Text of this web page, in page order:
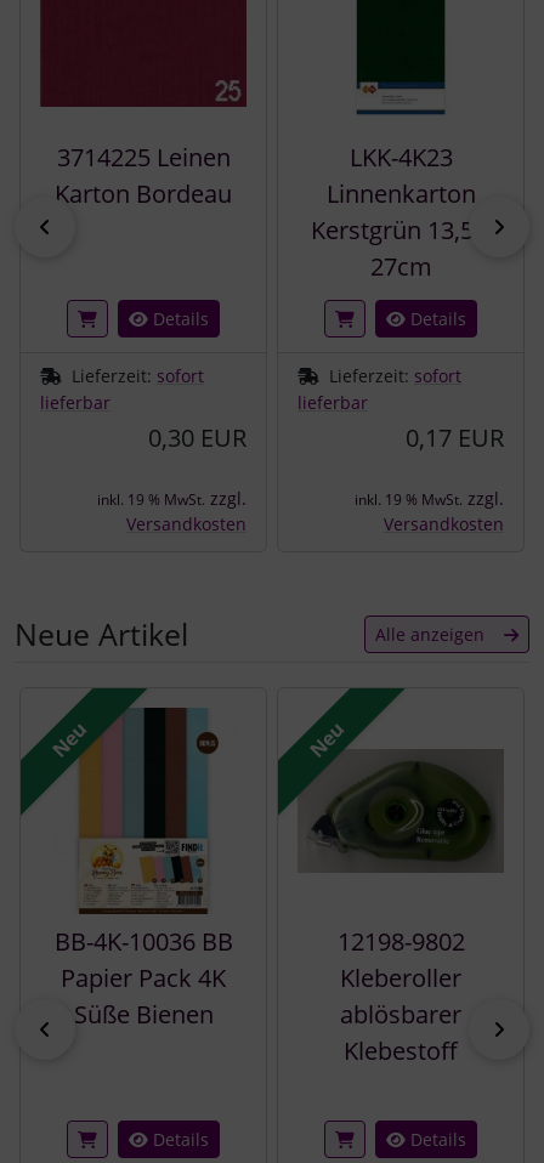
3714225 Leinen
Karton Bordeau
Details
Lieferzeit: sofort
lieferbar
0,30 EUR
inkl. 19 % MwSt. zzgl.
Versandkosten
LKK-4K23
Linnenkarton
Kerstgrün 13,5 x
27cm
Details
Lieferzeit: sofort
lieferbar
0,17 EUR
inkl. 19 % MwSt. zzgl.
Versandkosten
Neue Artikel Alle anzeigen
Es folgt ein Produktslider - navigieren Sie mit der Tab-
zurück
Neu
BB-4K-10036 BB
Papier Pack 4K
Süße Bienen
Details
Neu
12198-9802
Kleberoller
ablösbarer
Klebestoff
Details